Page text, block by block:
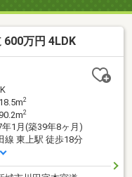
600万円 4LDK
2
2
年1月(築39年8ヶ月)
線 東上駅 徒歩18分